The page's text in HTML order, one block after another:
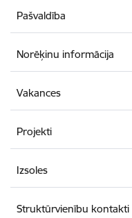
Pašvaldība
Norēķinu informācija
Vakances
Projekti
Izsoles
Struktūrvienību kontakti